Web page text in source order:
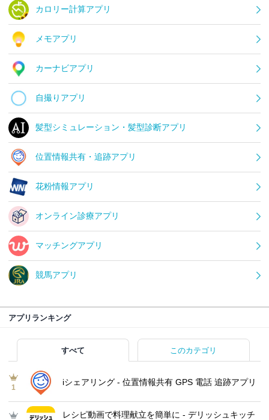
カロリー計算アプリ
メモアプリ
カーナビアプリ
自撮りアプリ
髪型シミュレーション・髪型診断アプリ
位置情報共有・追跡アプリ
花粉情報アプリ
オンライン診療アプリ
マッチングアプリ
競馬アプリ
アプリランキング
すべて このカテゴリ
1
iシェアリング - 位置情報共有 GPS 電話 追跡アプリ
レシピ動画で料理献立を簡単‪に - デリッシュキッチ